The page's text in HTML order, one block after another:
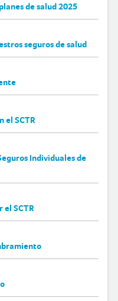
de salud 2025
seguros de salud
el SCTR
Individuales de
SCTR